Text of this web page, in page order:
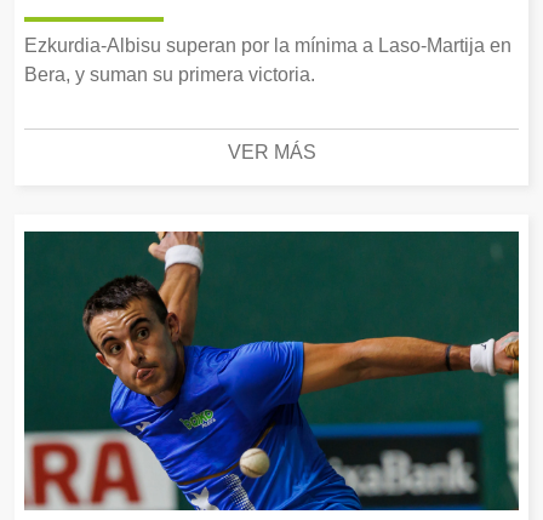
Ezkurdia-Albisu superan por la mínima a Laso-Martija en
Bera, y suman su primera victoria.
VER MÁS